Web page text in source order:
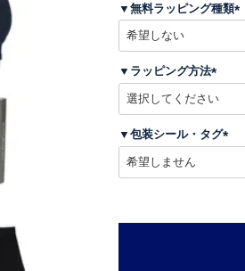
▼無料ラッピング種類
)
▼ラッピング方法
須
)
▼包装シール・タグ